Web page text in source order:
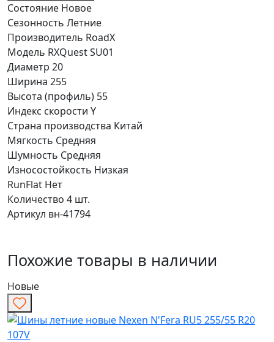
Состояние Новое
Сезонность Летние
Производитель RoadX
Модель RXQuest SU01
Диаметр 20
Ширина 255
Высота (профиль) 55
Индекс скорости Y
Страна производства Китай
Мягкость Средняя
Шумность Средняя
Износостойкость Низкая
RunFlat Нет
Количество 4 шт.
Артикул вн-41794
Похожие товары в наличии
Новые